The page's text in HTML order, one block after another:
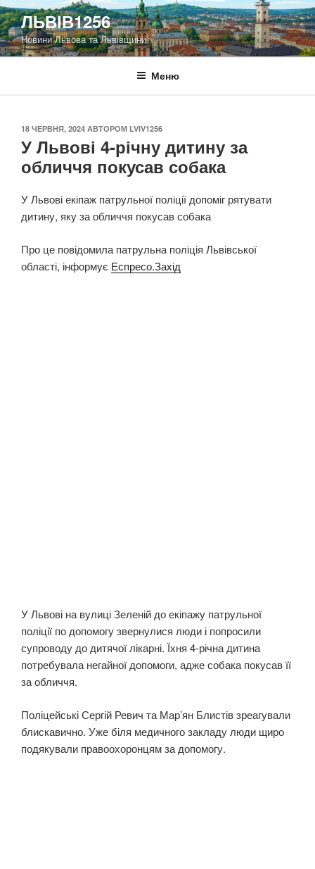
Перейти
до
вмісту
ЛЬВІВ1256
Новини Львова та Львівщини
Меню
ОПУБЛІКОВАНО
18 ЧЕРВНЯ, 2024 АВТОРОМ LVIV1256
У Львові 4-річну дитину за
обличчя покусав собака
У Львові екіпаж патрульної поліції допоміг рятувати
дитину, яку за обличчя покусав собака
Про це повідомила патрульна поліція Львівської
області, інформує Еспресо.Захід
У Львові на вулиці Зеленій до екіпажу патрульної
поліції по допомогу звернулися люди і попросили
супроводу до дитячої лікарні. Їхня 4-річна дитина
потребувала негайної допомоги, адже собака покусав її
за обличчя.
Поліцейські Сергій Ревич та Марʼян Блистів зреагували
блискавично. Уже біля медичного закладу люди щиро
подякували правоохоронцям за допомогу.